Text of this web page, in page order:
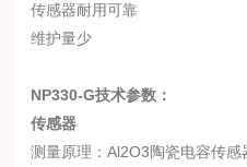
传感器耐用可靠
维护量少
NP330-G技术参数：
传感器
测量原理：Al2O3陶瓷电容传感